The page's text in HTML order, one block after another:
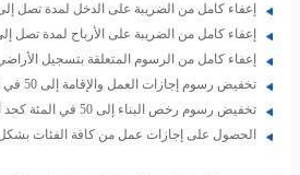
إعفاء كامل من الضريبة على الدخل لمدة تصل إلى 10
إعفاء كامل من الضريبة على الأرباح لمدة تصل إلى 10
إعفاء كامل من الرسوم المتعلقة بتسجيل
تخفيض رسوم إجازات العمل والإقامة إلى 50 في المئة كحد أقصى
تخفيض رسوم رخص البناء إلى 50 في المئة كحد أقصى
الحصول على إجازات عمل من كافة الفئات